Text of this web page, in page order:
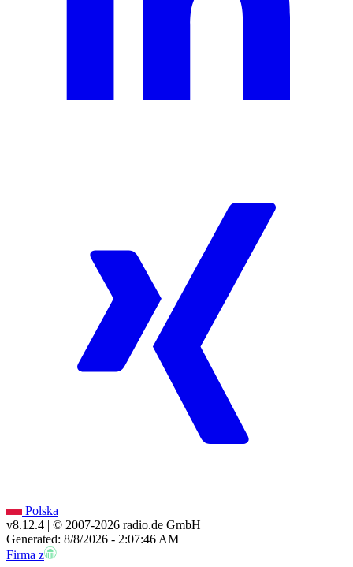
Polska
v8.12.4 | © 2007-2026 radio.de GmbH
Generated: 8/8/2026 - 2:07:46 AM
Firma z